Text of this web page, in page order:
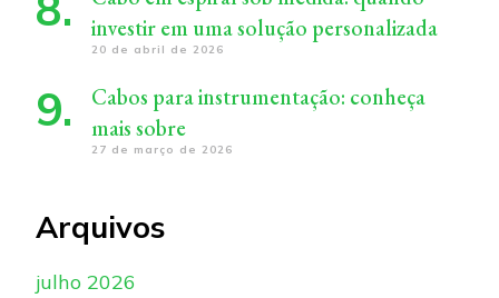
investir em uma solução personalizada
20 de abril de 2026
Cabos para instrumentação: conheça
mais sobre
27 de março de 2026
Arquivos
julho 2026